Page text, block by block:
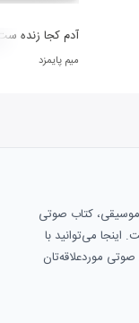
آدم کجا زنده ست؟
میم پایمزد
کتاب صوتی
می‌توانید با
موردعلاقه‌تان